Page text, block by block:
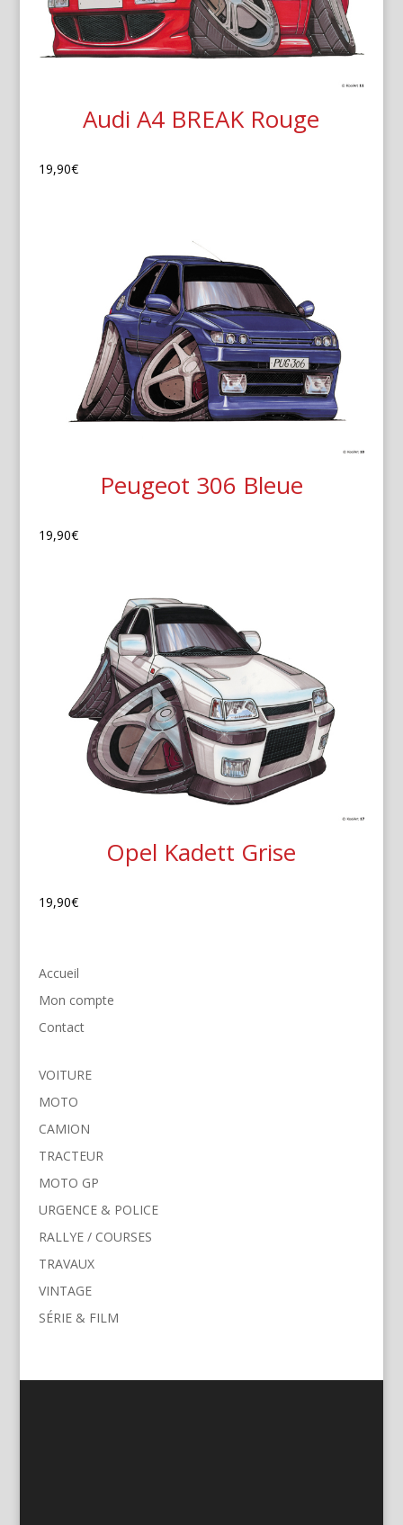
Audi A4 BREAK Rouge
19,90€
Peugeot 306 Bleue
19,90€
Opel Kadett Grise
19,90€
Accueil
Mon compte
Contact
VOITURE
MOTO
CAMION
TRACTEUR
MOTO GP
URGENCE & POLICE
RALLYE / COURSES
TRAVAUX
VINTAGE
SÉRIE & FILM